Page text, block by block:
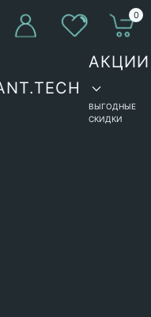
0
АКЦИИ
ВЫГОДНЫЕ
СКИДКИ